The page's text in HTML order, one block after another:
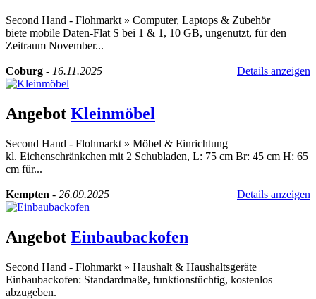
Second Hand - Flohmarkt » Computer, Laptops & Zubehör
biete mobile Daten-Flat S bei 1 & 1, 10 GB, ungenutzt, für den
Zeitraum November...
Coburg - 16.11.2025 Details anzeigen
Angebot Kleinmöbel
Second Hand - Flohmarkt » Möbel & Einrichtung
kl. Eichenschränkchen mit 2 Schubladen, L: 75 cm Br: 45 cm H: 65
cm für...
Kempten - 26.09.2025 Details anzeigen
Angebot Einbaubackofen
Second Hand - Flohmarkt » Haushalt & Haushaltsgeräte
Einbaubackofen: Standardmaße, funktionstüchtig, kostenlos
abzugeben.